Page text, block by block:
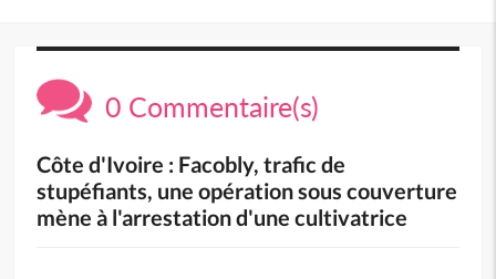
0 Commentaire(s)
Côte d'Ivoire : Facobly, trafic de
stupéfiants, une opération sous couverture
mène à l'arrestation d'une cultivatrice